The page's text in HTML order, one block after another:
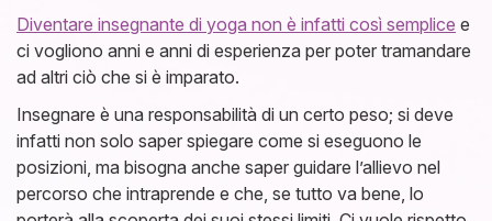
Diventare insegnante di yoga non è infatti così semplice e
ci vogliono anni e anni di esperienza per poter tramandare
ad altri ciò che si è imparato.
Insegnare è una responsabilità di un certo peso; si deve
infatti non solo saper spiegare come si eseguono le
posizioni, ma bisogna anche saper guidare l’allievo nel
percorso che intraprende e che, se tutto va bene, lo